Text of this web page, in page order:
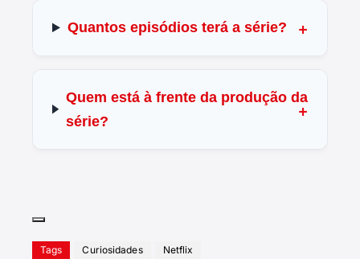
Quantos episódios terá a série?
Quem está à frente da produção da
série?
Tags Curiosidades Netflix